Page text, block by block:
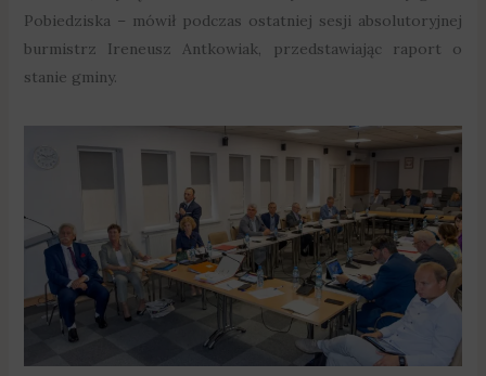
Pobiedziska – mówił podczas ostatniej sesji absolutoryjnej
burmistrz Ireneusz Antkowiak, przedstawiając raport o
stanie gminy.